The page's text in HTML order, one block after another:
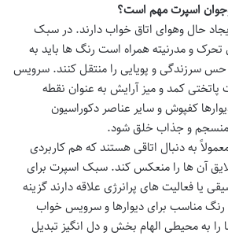
اسپرت مهم است؟
حال وهوای اتاق خواب دارند. در سبک
تحرک و مدرنیته همراه است رنگ ها باید به
سرزندگی و پویایی را منتقل کنند. سرویس
کمد و میز آرایش به عنوان نقطه
کفپوش و سایر عناصر دکوراسیون
و جذاب خلق شود.
به دنبال اتاقی هستند که هم کاربردی
آن ها را منعکس کند. سبک اسپرت برای
یا فعالیت های پرانرژی علاقه دارند گزینه
مناسب برای دیوارها وسرویس خواب
را به محیطی الهام بخش و دل انگیز تبدیل